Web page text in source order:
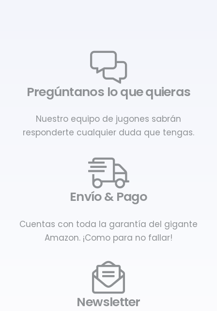
Pregúntanos lo que quieras
Nuestro equipo de jugones sabrán
responderte cualquier duda que tengas.
Envío & Pago
Cuentas con toda la garantía del gigante
Amazon. ¡Como para no fallar!
Newsletter